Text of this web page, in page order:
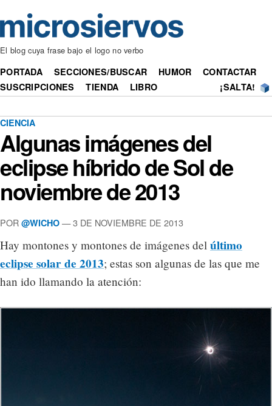
El blog cuya frase bajo el logo no verbo
PORTADA SECCIONES/BUSCAR HUMOR
CONTACTAR
SUSCRIPCIONES
TIENDA LIBRO ¡SALTA!
CIENCIA
Algunas imágenes del
eclipse híbrido de Sol de
noviembre de 2013
POR @WICHO — 3 DE NOVIEMBRE DE 2013
Hay montones y montones de imágenes del último
eclipse solar de 2013; estas son algunas de las que me
han ido llamando la atención: